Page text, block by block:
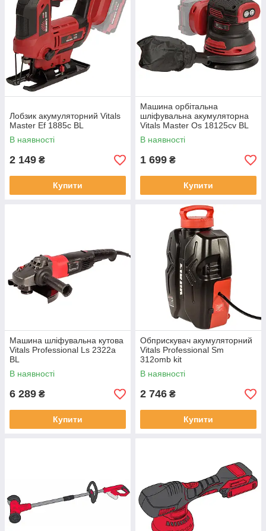
Лобзик акумуляторний Vitals
Master Ef 1885с BL
В наявності
2 149 ₴
Купити
Машина орбітальна
шліфувальна акумуляторна
Vitals Master Os 18125сv BL
В наявності
1 699 ₴
Купити
Машина шліфувальна кутова
Vitals Professional Ls 2322a
BL
В наявності
6 289 ₴
Купити
Обприскувач акумуляторний
Vitals Professional Sm
312omb kit
В наявності
2 746 ₴
Купити